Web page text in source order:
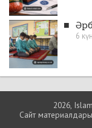
■
6
2026,
Сайт